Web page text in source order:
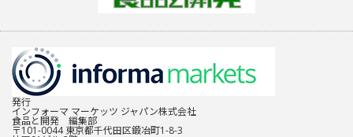
発行
インフォーマ マーケッツ ジャパン株式会社
食品と開発 編集部
〒101-0044 東京都千代田区鍛冶町1-8-3